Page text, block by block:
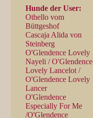
Hunde der User:
Othello vom
Büttgeshof
Cascaja Alida von
Steinberg
O'Glendence Lovely
Nayeli / O'Glendence
Lovely Lancelot /
O'Glendence Lovely
Lancer
O'Glendence
Especially For Me
/O'Glendence